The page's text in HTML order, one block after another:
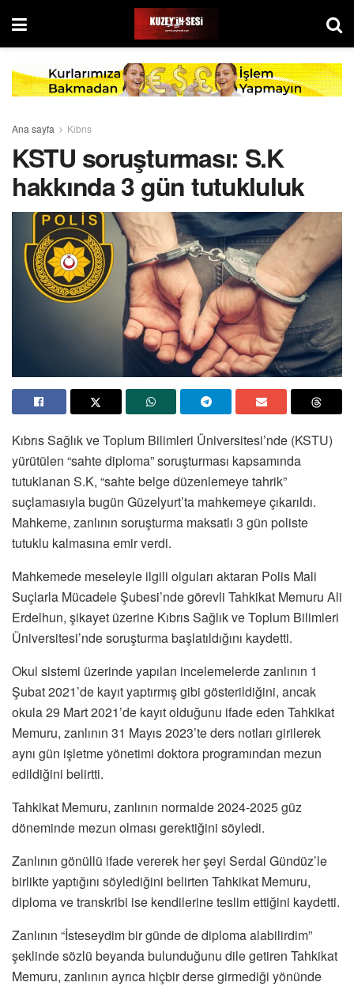
Ana sayfa Kıbrıs
KSTU soruşturması: S.K
hakkında 3 gün tutukluluk
Kıbrıs Sağlık ve Toplum Bilimleri Üniversitesi’nde (KSTU)
yürütülen “sahte diploma” soruşturması kapsamında
tutuklanan S.K, “sahte belge düzenlemeye tahrik”
suçlamasıyla bugün Güzelyurt’ta mahkemeye çıkarıldı.
Mahkeme, zanlının soruşturma maksatlı 3 gün poliste
tutuklu kalmasına emir verdi.
Mahkemede meseleyle ilgili olguları aktaran Polis Mali
Suçlarla Mücadele Şubesi’nde görevli Tahkikat Memuru Ali
Erdelhun, şikayet üzerine Kıbrıs Sağlık ve Toplum Bilimleri
Üniversitesi’nde soruşturma başlatıldığını kaydetti.
Okul sistemi üzerinde yapılan incelemelerde zanlının 1
Şubat 2021’de kayıt yaptırmış gibi gösterildiğini, ancak
okula 29 Mart 2021’de kayıt olduğunu ifade eden Tahkikat
Memuru, zanlının 31 Mayıs 2023’te ders notları girilerek
aynı gün işletme yönetimi doktora programından mezun
edildiğini belirtti.
Tahkikat Memuru, zanlının normalde 2024-2025 güz
döneminde mezun olması gerektiğini söyledi.
Zanlının gönüllü ifade vererek her şeyi Serdal Gündüz’le
birlikte yaptığını söylediğini belirten Tahkikat Memuru,
diploma ve transkribi ise kendilerine teslim ettiğini kaydetti.
Zanlının “İsteseydim bir günde de diploma alabilirdim”
şeklinde sözlü beyanda bulunduğunu dile getiren Tahkikat
Memuru, zanlının ayrıca hiçbir derse girmediği yönünde